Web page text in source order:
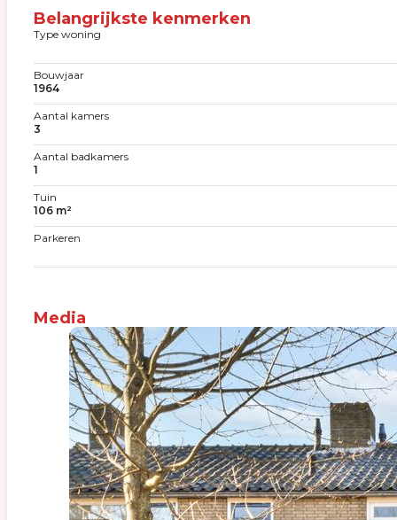
Belangrijkste kenmerken
Type woning
Bouwjaar
1964
Aantal kamers
3
Aantal badkamers
1
Tuin
106 m²
Parkeren
Media